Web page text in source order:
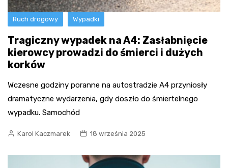
Ruch drogowy Wypadki
Tragiczny wypadek na A4: Zasłabnięcie
kierowcy prowadzi do śmierci i dużych
korków
Wczesne godziny poranne na autostradzie A4 przyniosły
dramatyczne wydarzenia, gdy doszło do śmiertelnego
wypadku. Samochód
Karol Kaczmarek 18 września 2025